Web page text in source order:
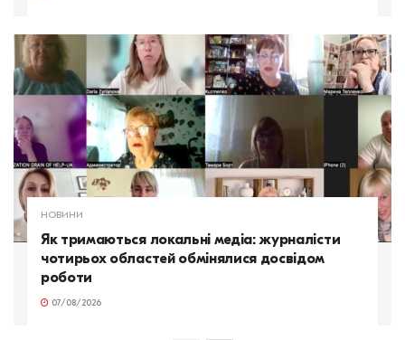
НОВИНИ
Як тримаються локальні медіа: журналісти
чотирьох областей обмінялися досвідом
роботи
07/08/2026